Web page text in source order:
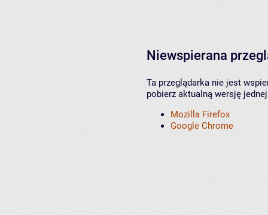
Niewspierana
Ta przeglądarka nie jest
pobierz aktualną wersję
Mozilla Firefox
Google Chrome